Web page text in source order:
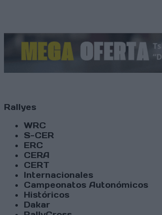
Rallyes
WRC
S-CER
ERC
CERA
CERT
Internacionales
Campeonatos Autonómicos
Históricos
Dakar